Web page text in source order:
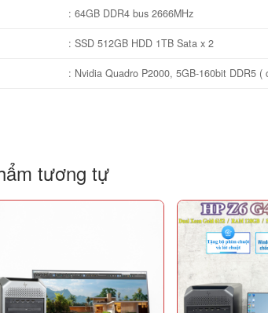
: 64GB DDR4 bus 2666MHz
: SSD 512GB HDD 1TB Sata x 2
: Nvidia Quadro P2000, 5GB-160bit DDR5
tương tự